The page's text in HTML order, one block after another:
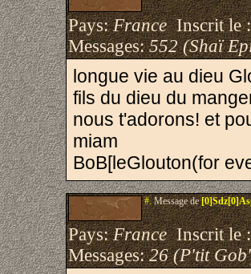
Pays:FranceInscrit le
Messages:552 (Shaï
longue vie au dieu
fils du dieu du
nous t'adorons! et
miam
BoB[leGlouton(for
#.Message de
Pays:FranceInscrit le
Messages:26 (P'tit